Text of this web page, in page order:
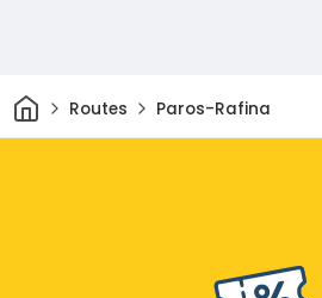
ThuisRoutes Paros-Rafina